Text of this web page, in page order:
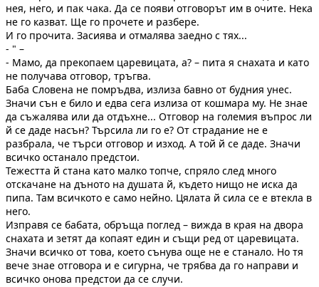
нея, него, и пак чака. Да се появи отговорът им в очите. Нека
не го казват. Ще го прочете и разбере.
И го прочита. Засиява и отмалява заедно с тях...
- " –
- Мамо, да прекопаем царевицата, а? – пита я снахата и като
не получава отговор, тръгва.
Баба Словена не помръдва, излиза бавно от будния унес.
Значи сън е било и едва сега излиза от кошмара му. Не знае
да съжалява или да отдъхне... Отговор на големия въпрос ли
й се даде насън? Търсила ли го е? От страдание не е
разбрала, че търси отговор и изход. А той й се даде. Значи
всичко останало предстои.
Тежестта й стана като малко топче, спряло след много
отскачане на дъното на душата й, където нищо не иска да
пипа. Там всичкото е само нейно. Цялата й сила се е втекла в
него.
Изправя се бабата, обръща поглед – вижда в края на двора
снахата и зетят да копаят един и същи ред от царевицата.
Значи всичко от това, което сънува още не е станало. Но тя
вече знае отговора и е сигурна, че трябва да го направи и
всичко онова предстои да се случи.